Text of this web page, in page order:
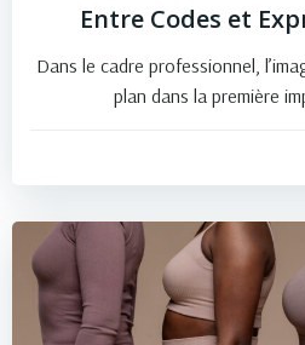
Entre Codes et
Dans le cadre professionnel,
plan dans la première